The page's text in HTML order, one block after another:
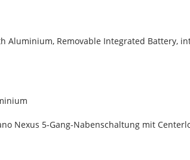
Aluminium, Removable Integrated Battery,
Nexus 5-Gang-Nabenschaltung mit